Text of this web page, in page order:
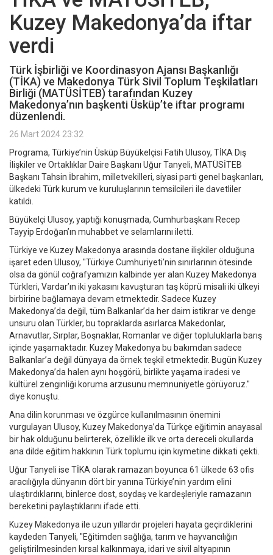
Kuzey Makedonya’da iftar
verdi
Türk İşbirliği ve Koordinasyon Ajansı Başkanlığı
(TİKA) ve Makedonya Türk Sivil Toplum Teşkilatları
Birliği (MATÜSİTEB) tarafından Kuzey
Makedonya’nın başkenti Üsküp’te iftar programı
düzenlendi.
26 Mart 2024 23:32
Programa, Türkiye’nin Üsküp Büyükelçisi Fatih Ulusoy, TİKA Dış
İlişkiler ve Ortaklıklar Daire Başkanı Uğur Tanyeli, MATÜSİTEB
Başkanı Tahsin İbrahim, milletvekilleri, siyasi parti genel başkanları,
ülkedeki Türk kurum ve kuruluşlarının temsilcileri ile davetliler
katıldı.
Büyükelçi Ulusoy, yaptığı konuşmada, Cumhurbaşkanı Recep
Tayyip Erdoğan’ın muhabbet ve selamlarını iletti.
Türkiye ve Kuzey Makedonya arasında dostane ilişkiler olduğuna
işaret eden Ulusoy, "Türkiye Cumhuriyeti’nin sınırlarının ötesinde
olsa da gönül coğrafyamızın kalbinde yer alan Kuzey Makedonya
Türkleri, Vardar’ın iki yakasını kavuşturan taş köprü misali iki ülkeyi
birbirine bağlamaya devam etmektedir. Sadece Kuzey
Makedonya’da değil, tüm Balkanlar’da her daim istikrar ve denge
unsuru olan Türkler, bu topraklarda asırlarca Makedonlar,
Arnavutlar, Sırplar, Boşnaklar, Romanlar ve diğer topluluklarla barış
içinde yaşamaktadır. Kuzey Makedonya bu bakımdan sadece
Balkanlar’a değil dünyaya da örnek teşkil etmektedir. Bugün Kuzey
Makedonya’da halen aynı hoşgörü, birlikte yaşama iradesi ve
kültürel zenginliği koruma arzusunu memnuniyetle görüyoruz."
diye konuştu.
Ana dilin korunması ve özgürce kullanılmasının önemini
vurgulayan Ulusoy, Kuzey Makedonya’da Türkçe eğitimin anayasal
bir hak olduğunu belirterek, özellikle ilk ve orta dereceli okullarda
ana dilde eğitim hakkının Türk toplumu için kıymetine dikkati çekti.
Uğur Tanyeli ise TİKA olarak ramazan boyunca 61 ülkede 63 ofis
aracılığıyla dünyanın dört bir yanına Türkiye’nin yardım elini
ulaştırdıklarını, binlerce dost, soydaş ve kardeşleriyle ramazanın
bereketini paylaştıklarını ifade etti.
Kuzey Makedonya ile uzun yıllardır projeleri hayata geçirdiklerini
kaydeden Tanyeli, "Eğitimden sağlığa, tarım ve hayvancılığın
geliştirilmesinden kırsal kalkınmaya, idari ve sivil altyapının